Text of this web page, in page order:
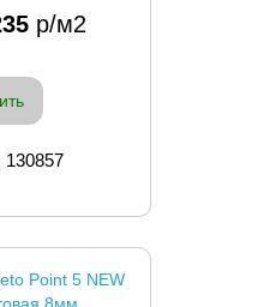
р/м2
130857
Point 5 NEW